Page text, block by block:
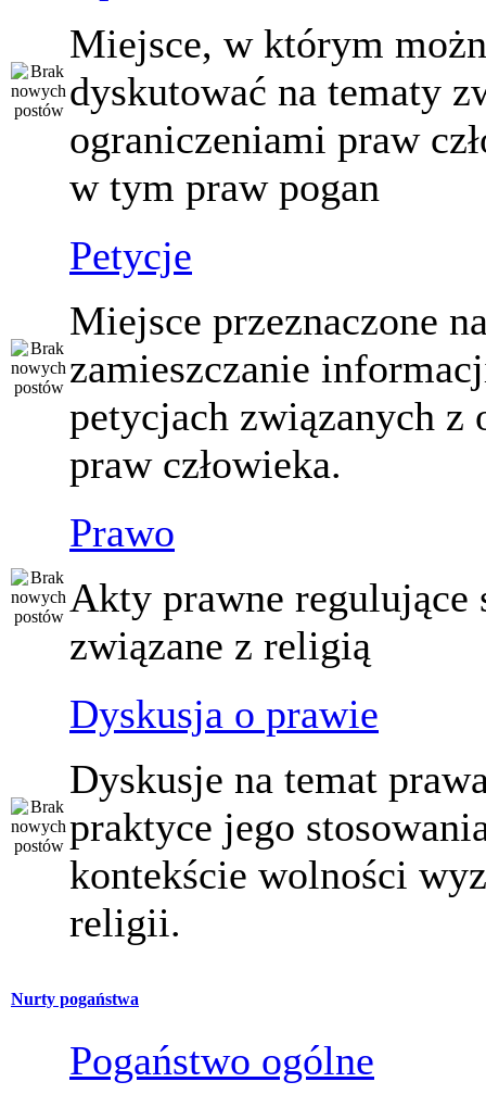
Miejsce, w którym
dyskutować na tematy
ograniczeniami praw
w tym praw pogan
Petycje
Miejsce przeznaczone
zamieszczanie
petycjach związanych z
praw człowieka.
Prawo
Akty prawne regulujące
związane z religią
Dyskusja o prawie
Dyskusje na temat
praktyce jego
kontekście wolności
religii.
Nurty pogaństwa
Pogaństwo ogólne